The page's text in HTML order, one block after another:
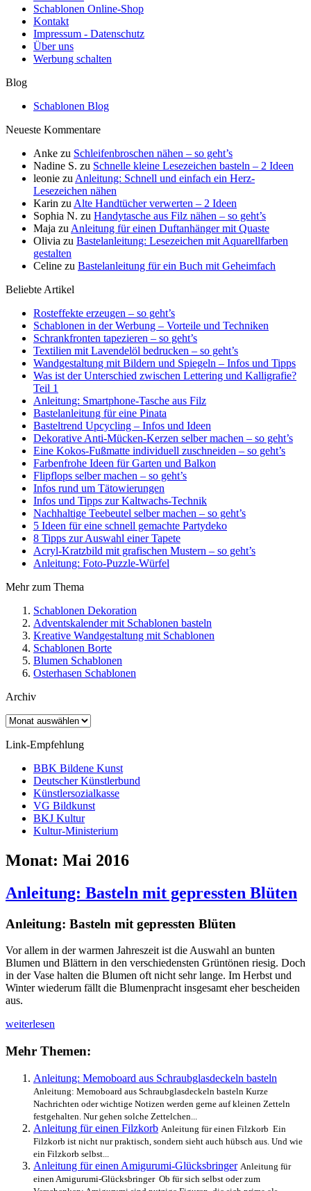
Schablonen Online-Shop
Kontakt
Impressum - Datenschutz
Über uns
Werbung schalten
Blog
Schablonen Blog
Neueste Kommentare
Anke zu Schleifenbroschen nähen – so geht’s
Nadine S. zu Schnelle kleine Lesezeichen basteln – 2 Ideen
leonie zu Anleitung: Schnell und einfach ein Herz-
Lesezeichen nähen
Karin zu Alte Handtücher verwerten – 2 Ideen
Sophia N. zu Handytasche aus Filz nähen – so geht’s
Maja zu Anleitung für einen Duftanhänger mit Quaste
Olivia zu Bastelanleitung: Lesezeichen mit Aquarellfarben
gestalten
Celine zu Bastelanleitung für ein Buch mit Geheimfach
Beliebte Artikel
Rosteffekte erzeugen – so geht’s
Schablonen in der Werbung – Vorteile und Techniken
Schrankfronten tapezieren – so geht’s
Textilien mit Lavendelöl bedrucken – so geht’s
Wandgestaltung mit Bildern und Spiegeln – Infos und Tipps
Was ist der Unterschied zwischen Lettering und Kalligrafie?
Teil 1
Anleitung: Smartphone-Tasche aus Filz
Bastelanleitung für eine Pinata
Basteltrend Upcycling – Infos und Ideen
Dekorative Anti-Mücken-Kerzen selber machen – so geht’s
Eine Kokos-Fußmatte individuell zuschneiden – so geht’s
Farbenfrohe Ideen für Garten und Balkon
Flipflops selber machen – so geht’s
Infos rund um Tätowierungen
Infos und Tipps zur Kaltwachs-Technik
Nachhaltige Teebeutel selber machen – so geht’s
5 Ideen für eine schnell gemachte Partydeko
8 Tipps zur Auswahl einer Tapete
Acryl-Kratzbild mit grafischen Mustern – so geht’s
Anleitung: Foto-Puzzle-Würfel
Mehr zum Thema
Schablonen Dekoration
Adventskalender mit Schablonen basteln
Kreative Wandgestaltung mit Schablonen
Schablonen Borte
Blumen Schablonen
Osterhasen Schablonen
Archiv
Archiv
Link-Empfehlung
BBK Bildene Kunst
Deutscher Künstlerbund
Künstlersozialkasse
VG Bildkunst
BKJ Kultur
Kultur-Ministerium
Monat: Mai 2016
Anleitung: Basteln mit gepressten Blüten
Anleitung: Basteln mit gepressten Blüten
Vor allem in der warmen Jahreszeit ist die Auswahl an bunten
Blumen und Blättern in den verschiedensten Grüntönen riesig. Doch
in der Vase halten die Blumen oft nicht sehr lange. Im Herbst und
Winter wiederum fällt die Blumenpracht insgesamt eher bescheiden
aus.
Anleitung:
mit
Blüten
weiterlesen
Mehr Themen:
Anleitung: Memoboard aus Schraubglasdeckeln basteln
Anleitung: Memoboard aus Schraubglasdeckeln basteln Kurze
Nachrichten oder wichtige Notizen werden gerne auf kleinen Zetteln
festgehalten. Nur gehen solche Zettelchen...
Anleitung für einen Filzkorb Anleitung für einen Filzkorb Ein
Filzkorb ist nicht nur praktisch, sondern sieht auch hübsch aus. Und wie
ein Filzkorb selbst...
Anleitung für einen Amigurumi-Glücksbringer Anleitung für
einen Amigurumi-Glücksbringer Ob für sich selbst oder zum